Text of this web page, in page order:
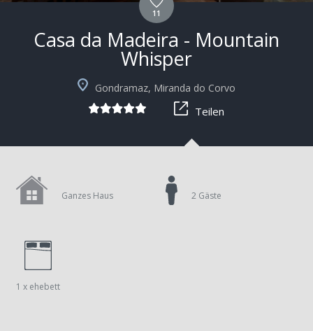
11
Casa da Madeira - Mountain
Whisper
Gondramaz, Miranda do Corvo
Teilen
Ganzes Haus
1 x ehebett
2 Gäste